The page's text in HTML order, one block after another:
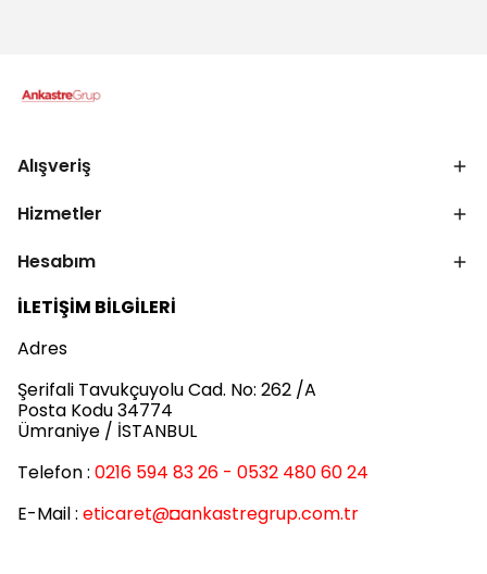
Alışveriş
Hizmetler
Hesabım
İLETİŞİM BİLGİLERİ
Adres
Şerifali Tavukçuyolu Cad. No: 262 /A
Posta Kodu 34774
Ümraniye / İSTANBUL
Telefon : 0216 594 83 26 - 0532 480 60 24
E-Mail : eticaret@◘ankastregrup.com.tr